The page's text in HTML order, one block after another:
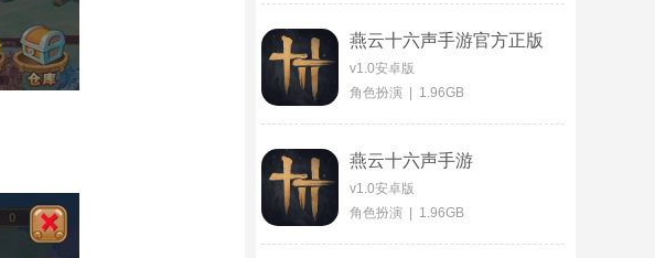
燕云十六声手游官方正版
v1.0安卓版
角色扮演 | 1.96GB
燕云十六声手游
v1.0安卓版
角色扮演 | 1.96GB